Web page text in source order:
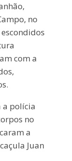
no
com a
a polícia
no
a
Juan